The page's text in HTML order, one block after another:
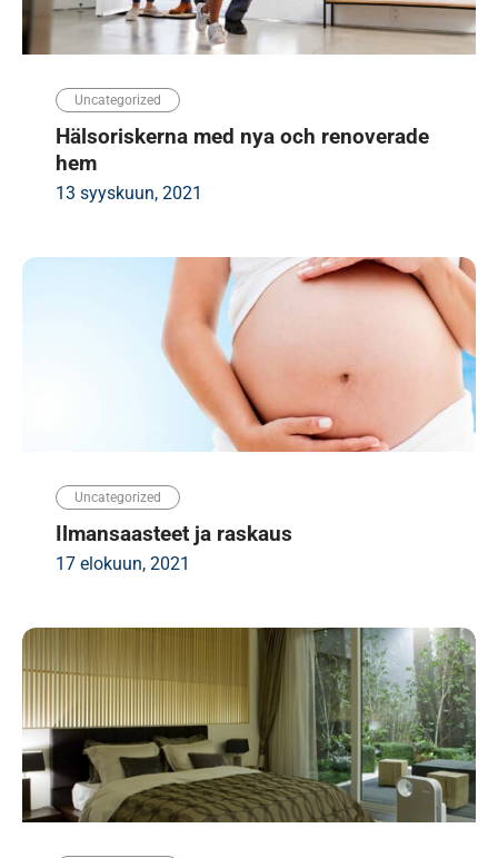
Uncategorized
Hälsoriskerna med nya och renoverade
hem
13 syyskuun, 2021
Uncategorized
Ilmansaasteet ja raskaus
17 elokuun, 2021